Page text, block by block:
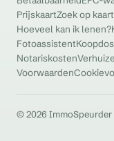
PrijskaartZoek op kaart
Hoeveel kan ik lenen?
Fotoassistent
Notariskosten
Voorwaarden
© 2026 ImmoSpeurder